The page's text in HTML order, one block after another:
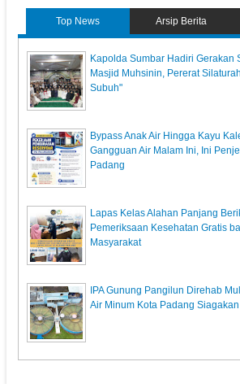
Top News Arsip Berita
Kapolda Sumbar Hadiri Gerakan
Masjid Muhsinin, Pererat
Subuh"
Bypass Anak Air Hingga Kayu
Gangguan Air Malam Ini, Ini
Padang
Lapas Kelas Alahan Panjang
Pemeriksaan Kesehatan Gratis
Masyarakat
IPA Gunung Pangilun Direhab
Air Minum Kota Padang